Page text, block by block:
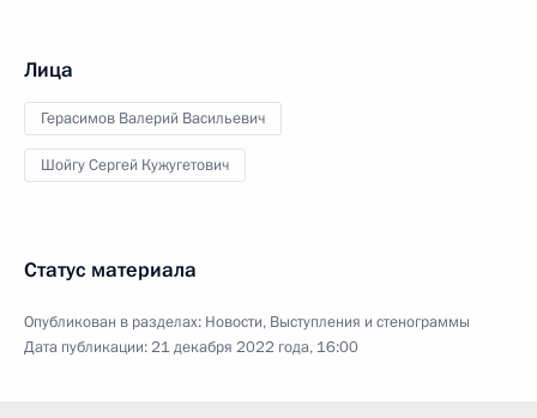
Лица
Герасимов Валерий Васильевич
Шойгу Сергей Кужугетович
Статус материала
Опубликован в разделах: Новости, Выступления и стенограммы
Дата публикации:21 декабря 2022 года, 16:00